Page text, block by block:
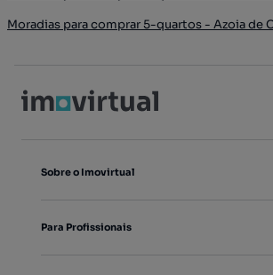
Moradias para comprar 5-quartos - Azoia de
Sobre o Imovirtual
Para Profissionais